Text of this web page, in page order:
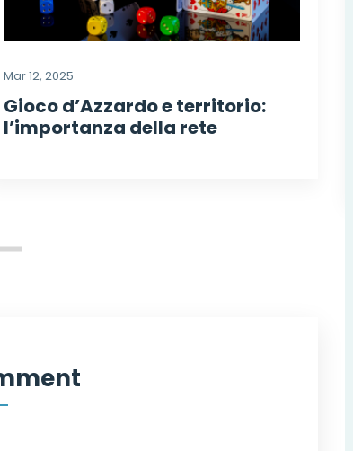
Mar 12, 2025
Gioco d’Azzardo e territorio:
l’importanza della rete